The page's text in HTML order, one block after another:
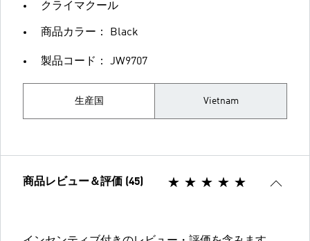
クライマクール
商品カラー： Black
製品コード： JW9707
生産国 Vietnam
商品レビュー＆評価 (45)